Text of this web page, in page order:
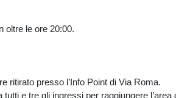
oltre le ore 20:00.
presso l’Info Point di Via Roma.
tre gli ingressi per raggiungere l’area